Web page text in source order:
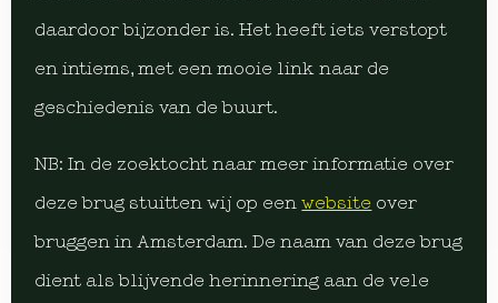
daardoor bijzonder is. Het heeft iets verstopt
en intiems, met een mooie link naar de
geschiedenis van de buurt.
NB: In de zoektocht naar meer informatie over
deze brug stuitten wij op eenwebsite over
bruggen in Amsterdam. De naam van deze brug
dient als blijvende herinnering aan de vele